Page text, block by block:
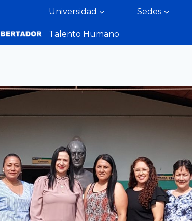
Universidad Sedes
Talento Humano